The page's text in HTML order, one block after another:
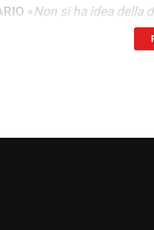
«Non si ha idea della
il giorno dopo la
coppe europee. Cosa
Vorrei chiedere a prefetti